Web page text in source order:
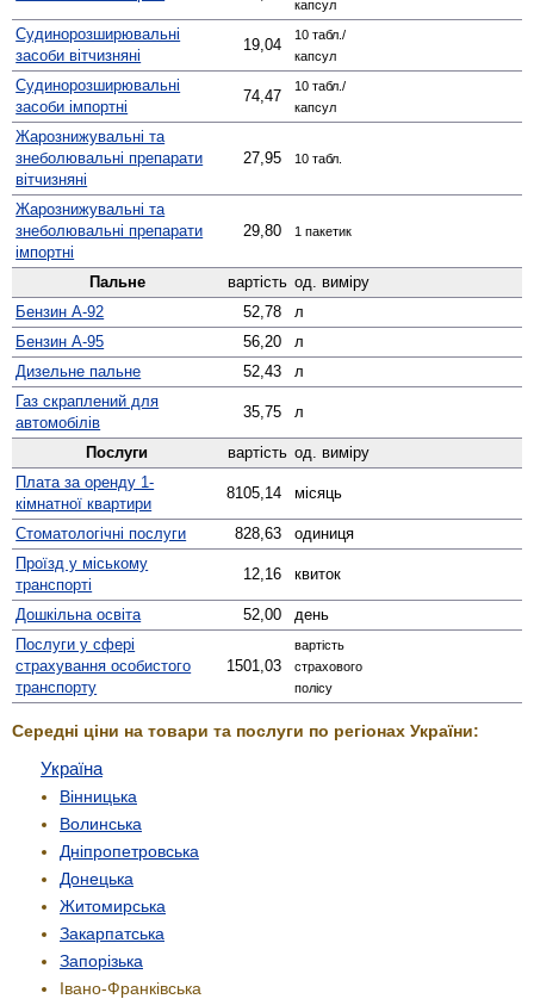
капсул
Судино­розширювальні
засоби вітчизняні
19,04
10 табл./
капсул
Судино­розширювальні
засоби імпортні
74,47
10 табл./
капсул
Жаро­знижувальні та
знеболювальні препарати
вітчизняні
27,95 10 табл.
Жаро­знижувальні та
знеболювальні препарати
імпортні
29,80 1 пакетик
Пальне вартість од. виміру
Бензин А-92
52,78
л
Бензин А-95
56,20
л
Дизельне пальне
52,43
л
Газ скраплений для
автомобілів
35,75 л
Послуги вартість од. виміру
Плата за оренду 1-
кімнатної квартири
8105,14 місяць
Стомато­логічні послуги 828,63
одиниця
Проїзд у міському
транспорті
12,16 квиток
Дошкільна освіта 52,00
день
Послуги у сфері
страхування особистого
транспорту
1501,03
вартість
страхового
полісу
Середні ціни на товари та послуги по регіонах України:
Україна
Вінницька
Волинська
Дніпропетровська
Донецька
Житомирська
Закарпатська
Запорізька
Івано-Франківська